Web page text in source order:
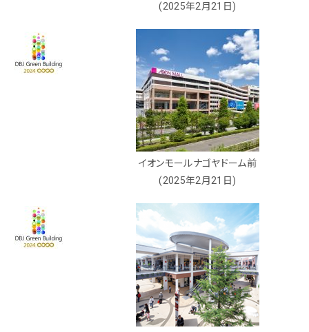
(2025年2月21日)
イオンモールナゴヤドーム前
(2025年2月21日)